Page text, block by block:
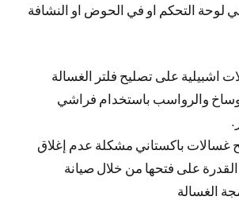
لوحة التحكم او في الحوض او النشافة
اشبيلية على تصليح فلتر الغسالة
والرواسب باستخدام فراشي
غسالات باكستاني مشكلة عدم إغلاق
على فتحها من خلال صيانة
الغسالة